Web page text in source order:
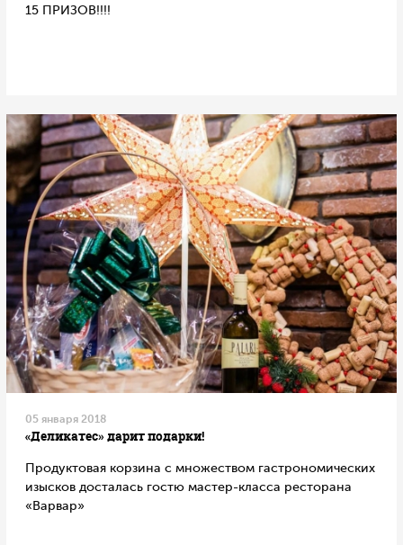
15 ПРИЗОВ!!!!
05 января 2018
«Деликатес» дарит подарки!
Продуктовая корзина с множеством гастрономических
изысков досталась гостю мастер-класса ресторана
«Варвар»